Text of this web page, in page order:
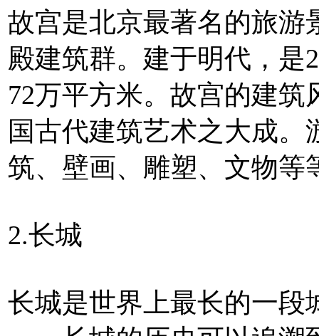
故宫是北京最著名的旅游
殿建筑群。建于明代，是
72万平方米。故宫的建
国古代建筑艺术之大成
筑、壁画、雕塑、文物等
2.长城
长城是世界上最长的一段